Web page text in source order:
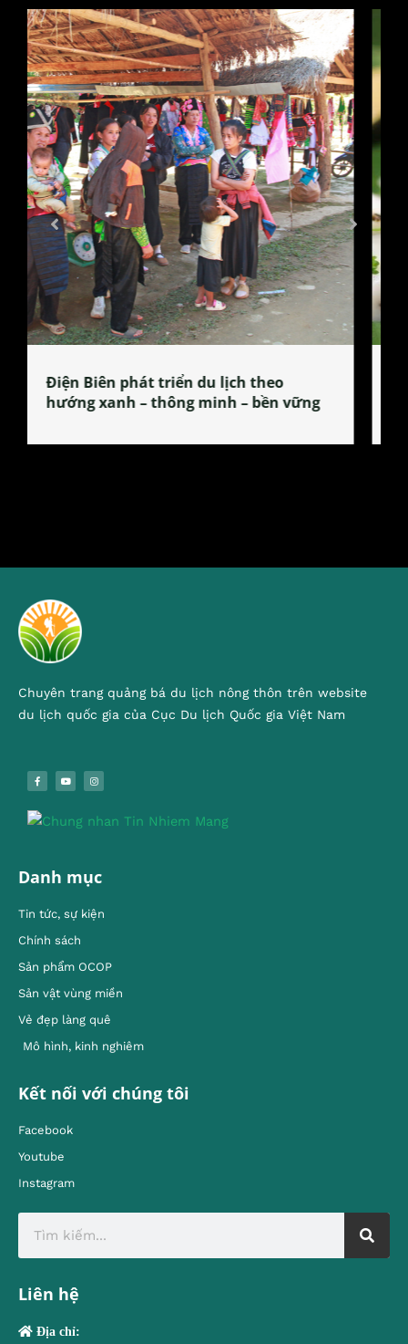
Làng làm bánh tẻ Phú Nhi – nơi lan
tỏa đặc sản xứ Đoài
Chuyên trang quảng bá du lịch nông thôn trên website
du lịch quốc gia của Cục Du lịch Quốc gia Việt Nam
Danh mục
Tin tức, sự kiện
Chính sách
Sản phẩm OCOP
Sản vật vùng miền
Vẻ đẹp làng quê
Mô hình, kinh nghiêm
Kết nối với chúng tôi
Facebook
Youtube
Instagram
Liên hệ
Địa chỉ: